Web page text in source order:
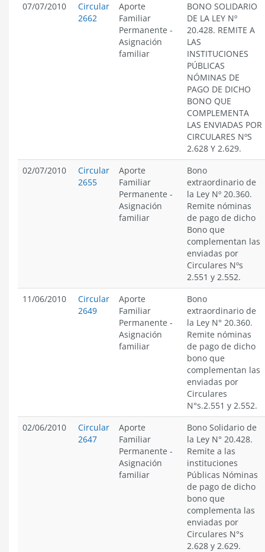
07/07/2010
Circular
2662
Aporte
Familiar
Permanente -
Asignación
familiar
BONO SOLIDARIO
DE LA LEY Nº
20.428. REMITE A
LAS
INSTITUCIONES
PÚBLICAS
NÓMINAS DE
PAGO DE DICHO
BONO QUE
COMPLEMENTA
LAS ENVIADAS POR
CIRCULARES NºS
2.628 Y 2.629.
02/07/2010
Circular
2655
Aporte
Familiar
Permanente -
Asignación
familiar
Bono
extraordinario de
la Ley Nº 20.360.
Remite nóminas
de pago de dicho
Bono que
complementan las
enviadas por
Circulares Nºs
2.551 y 2.552.
11/06/2010
Circular
2649
Aporte
Familiar
Permanente -
Asignación
familiar
Bono
extraordinario de
la Ley N° 20.360.
Remite nóminas
de pago de dicho
bono que
complementan las
enviadas por
Circulares
N°s.2.551 y 2.552.
02/06/2010
Circular
2647
Aporte
Familiar
Permanente -
Asignación
familiar
Bono Solidario de
la Ley N° 20.428.
Remite a las
instituciones
Públicas Nóminas
de pago de dicho
bono que
complementa las
enviadas por
Circulares N°s
2.628 y 2.629.